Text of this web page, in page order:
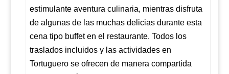
estimulante aventura culinaria, mientras disfruta
de algunas de las muchas delicias durante esta
cena tipo buffet en el restaurante. Todos los
traslados incluidos y las actividades en
Tortuguero se ofrecen de manera compartida